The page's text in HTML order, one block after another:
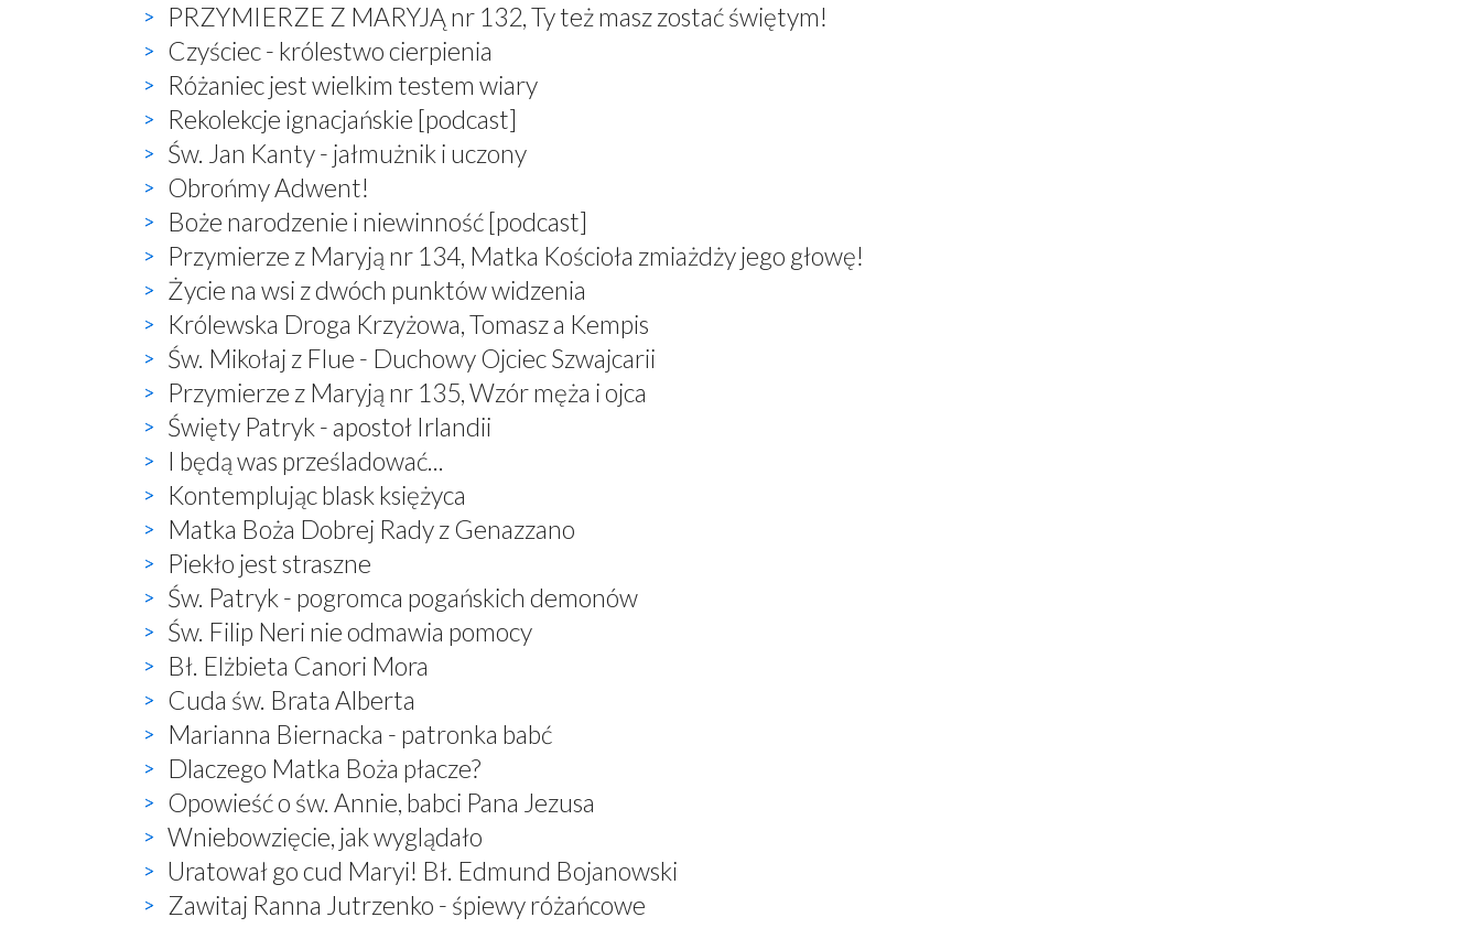
PRZYMIERZE Z MARYJĄ nr 132, Ty też masz zostać świętym!
Czyściec - królestwo cierpienia
Różaniec jest wielkim testem wiary
Rekolekcje ignacjańskie [podcast]
Św. Jan Kanty - jałmużnik i uczony
Obrońmy Adwent!
Boże narodzenie i niewinność [podcast]
Przymierze z Maryją nr 134, Matka Kościoła zmiażdży jego głowę!
Życie na wsi z dwóch punktów widzenia
Królewska Droga Krzyżowa, Tomasz a Kempis
Św. Mikołaj z Flue - Duchowy Ojciec Szwajcarii
Przymierze z Maryją nr 135, Wzór męża i ojca
Święty Patryk - apostoł Irlandii
I będą was prześladować...
Kontemplując blask księżyca
Matka Boża Dobrej Rady z Genazzano
Piekło jest straszne
Św. Patryk - pogromca pogańskich demonów
Św. Filip Neri nie odmawia pomocy
Bł. Elżbieta Canori Mora
Cuda św. Brata Alberta
Marianna Biernacka - patronka babć
Dlaczego Matka Boża płacze?
Opowieść o św. Annie, babci Pana Jezusa
Wniebowzięcie, jak wyglądało
Uratował go cud Maryi! Bł. Edmund Bojanowski
Zawitaj Ranna Jutrzenko - śpiewy różańcowe